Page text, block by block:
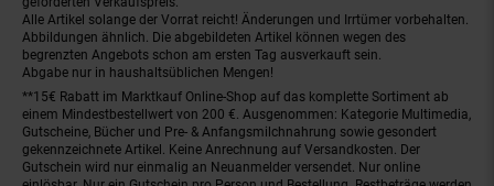
Alle Artikel solange der Vorrat reicht! Änderungen und Irrtümer vorbehalten.
Abbildungen ähnlich. Die abgebildeten Artikel können wegen des
begrenzten Angebots schon am ersten Tag ausverkauft sein.
Abgabe nur in haushaltsüblichen Mengen!
**15€ Rabatt im Marktkauf Online-Shop auf das komplette Sortiment ab
einem Mindestbestellwert von 200 €. Ausgenommen: Kategorie Multimedia,
Gutscheine, Bücher und Pre- & Anfangsmilchnahrung sowie gesondert
gekennzeichnete Artikel. Keine Anrechnung auf Versandkosten. Der
Gutschein wird nur einmalig an Neuanmelder versendet. Nur online